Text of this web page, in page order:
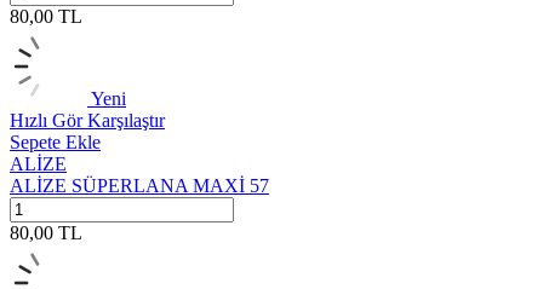
80,00 TL
Yeni
Hızlı GörKarşılaştır
Sepete Ekle
ALİZE
ALİZE SÜPERLANA MAXİ 57
80,00 TL